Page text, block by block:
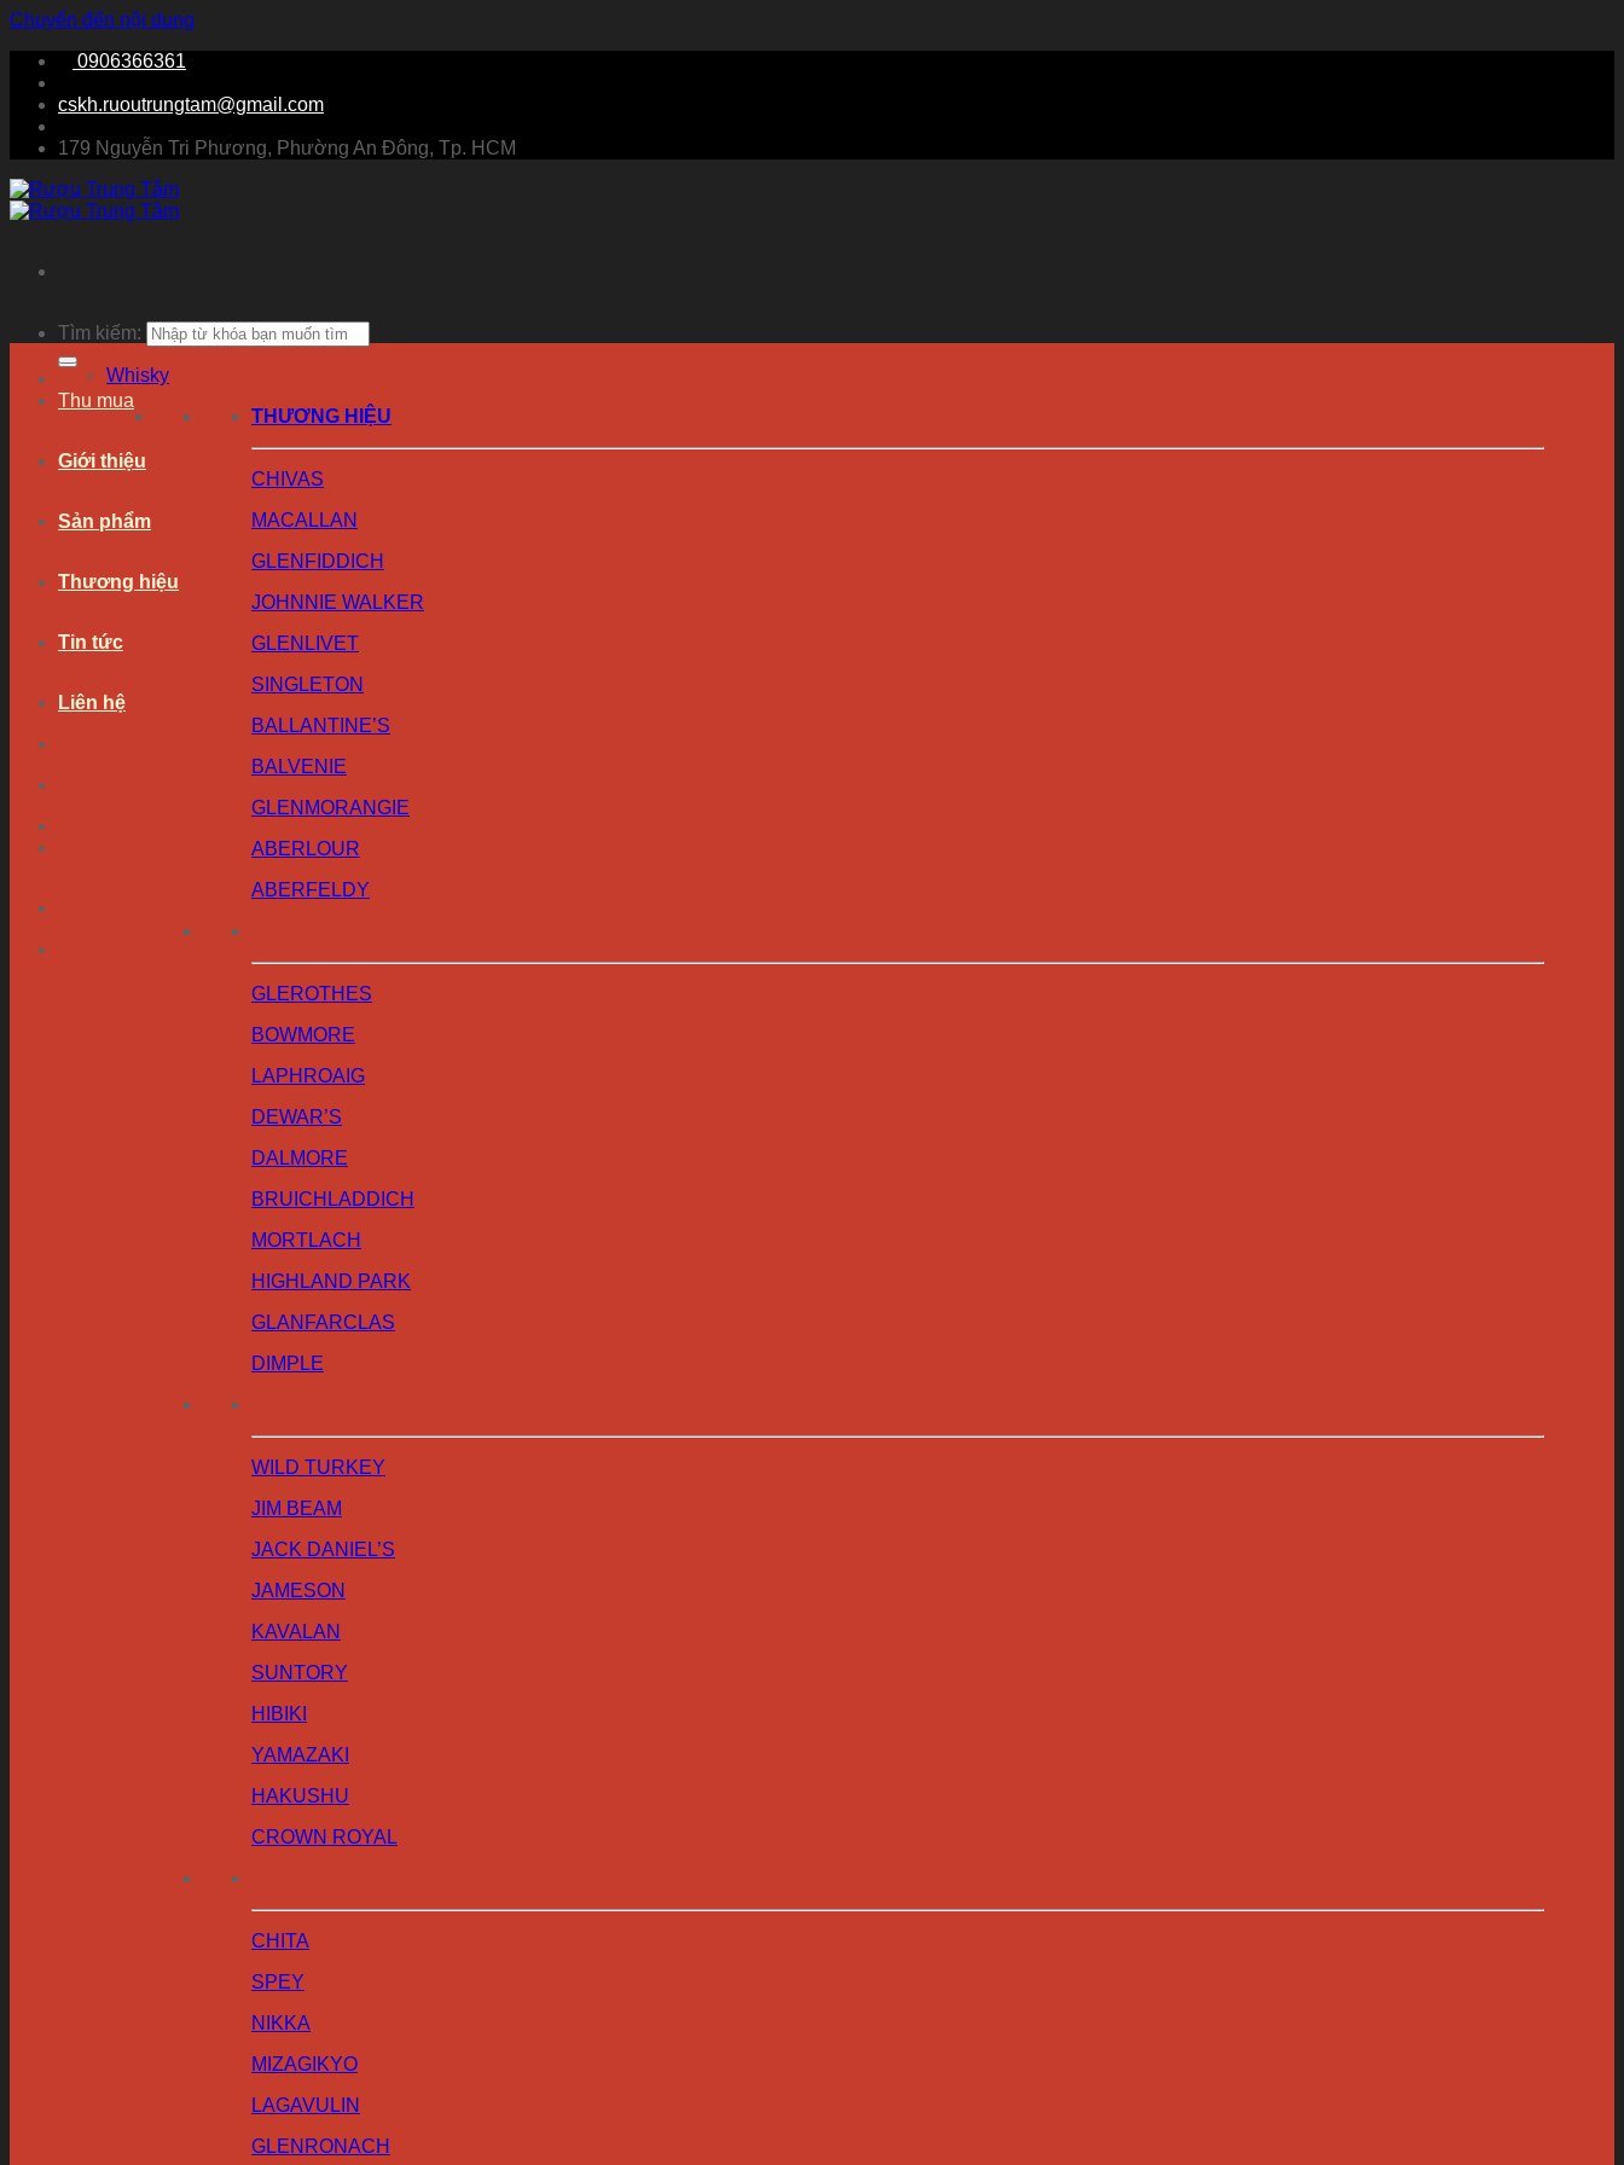
Chuyển đến nội dung
0906366361
cskh.ruoutrungtam@gmail.com
179 Nguyễn Tri Phương, Phường An Đông, Tp. HCM
Tìm kiếm:
Thu mua
Giới thiệu
Sản phẩm
Thương hiệu
Tin tức
Liên hệ
Whisky
THƯƠNG HIỆU
CHIVAS
MACALLAN
GLENFIDDICH
JOHNNIE WALKER
GLENLIVET
SINGLETON
BALLANTINE’S
BALVENIE
GLENMORANGIE
ABERLOUR
ABERFELDY
GLEROTHES
BOWMORE
LAPHROAIG
DEWAR’S
DALMORE
BRUICHLADDICH
MORTLACH
HIGHLAND PARK
GLANFARCLAS
DIMPLE
WILD TURKEY
JIM BEAM
JACK DANIEL’S
JAMESON
KAVALAN
SUNTORY
HIBIKI
YAMAZAKI
HAKUSHU
CROWN ROYAL
CHITA
SPEY
NIKKA
MIZAGIKYO
LAGAVULIN
GLENRONACH